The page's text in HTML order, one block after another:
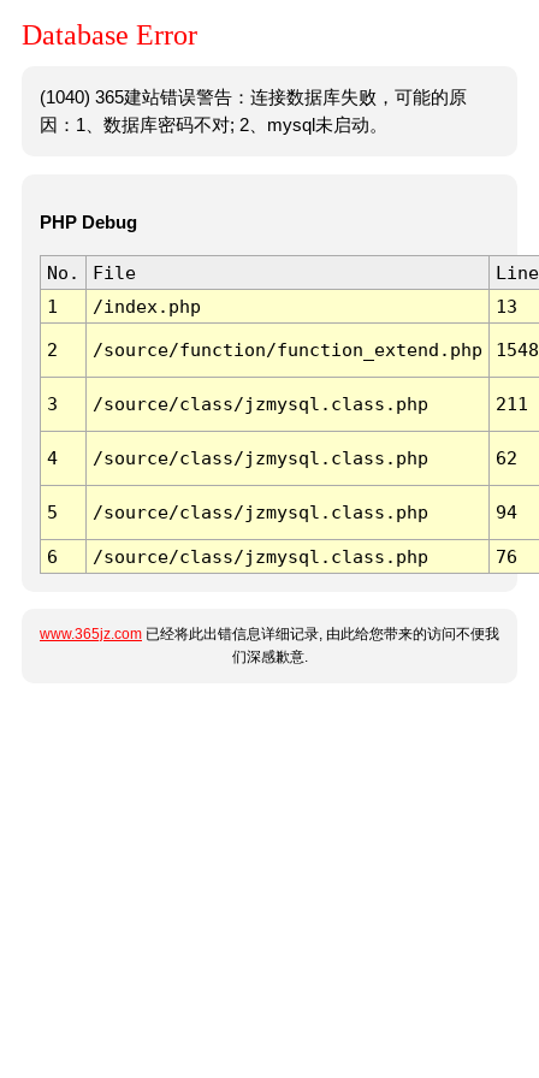
Database Error
(1040) 365建站错误警告：连接数据库失败，可能的原
因：1、数据库密码不对; 2、mysql未启动。
PHP Debug
No. File
Line
1
/index.php 13
2 /source/function/function_extend.php 1548
3 /source/class/jzmysql.class.php 211
4 /source/class/jzmysql.class.php 62
5 /source/class/jzmysql.class.php 94
6 /source/class/jzmysql.class.php 76
www.365jz.com 已经将此出错信息详细记录, 由此给您带来的访问不便我
们深感歉意.